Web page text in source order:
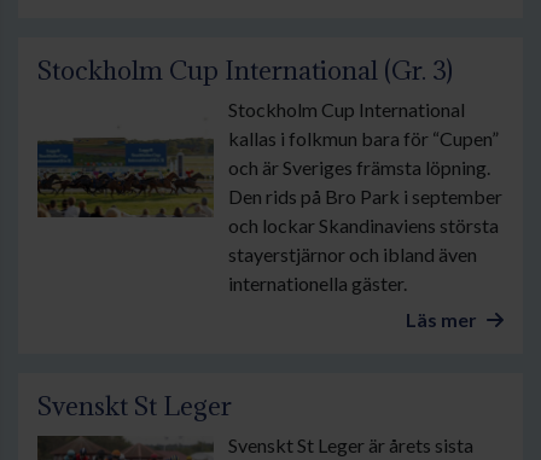
Stockholm Cup International (Gr. 3)
Stockholm Cup International
kallas i folkmun bara för “Cupen”
och är Sveriges främsta löpning.
Den rids på Bro Park i september
och lockar Skandinaviens största
stayerstjärnor och ibland även
internationella gäster.
Läs mer
Svenskt St Leger
Svenskt St Leger är årets sista